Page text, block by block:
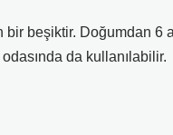
bir beşiktir. Doğumdan 6
da kullanılabilir.